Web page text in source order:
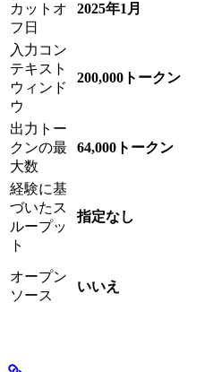
カットオ
フ日
2025年1月
入力コン
テキスト
ウィンド
ウ
200,000トークン
出力トー
クンの最
大数
64,000トークン
経験に基
づいたス
ループッ
ト
指定なし
オープン
ソース
いいえ